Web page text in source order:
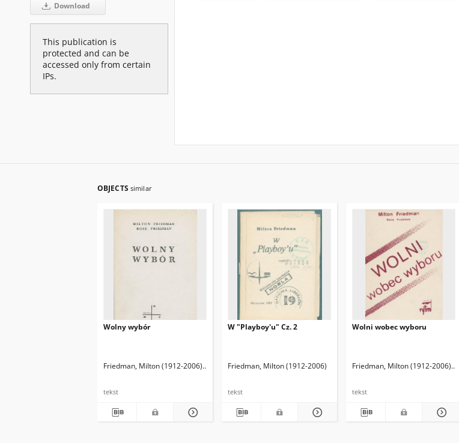
Download
This publication is
protected and can be
accessed only from certain
IPs.
OBJECTS similar
Wolny wybór
Friedman, Milton (1912-2006) Friedman, Rose D. Kwaśniewski, Jacek. Tł.
tekst
W "Playboy'u" Cz. 2
Friedman, Milton (1912-2006)
tekst
Wolni wobec wyboru
Friedman, Milton (1912-2006)
tekst